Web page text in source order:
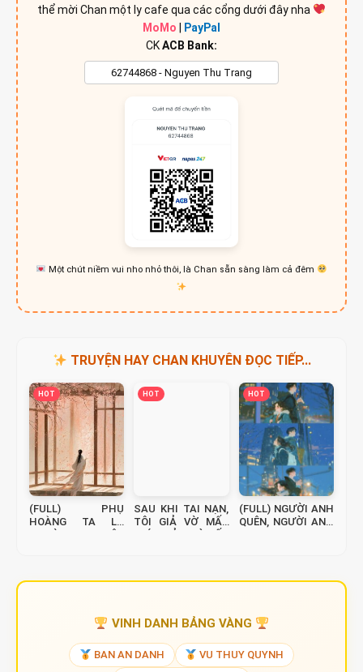
thể mời Chan một ly cafe qua các cổng dưới đây nha
MoMo
PayPal
CKACB Bank:
Một chút niềm vui nho nhỏ thôi, là Chan sẵn sàng làm cả đêm
TRUYỆN HAY CHAN KHUYÊN ĐỌC TIẾP...
HOT
(FULL) PHỤ
HOÀNG TA LÀ
HOT
SAU KHI TAI NẠN,
TÔI GIẢ VỜ MẤT
HOT
(FULL) NGƯỜI ANH
QUÊN, NGƯỜI ANH
VINH DANH BẢNG VÀNG
BAN AN DANH
VU THUY QUYNH